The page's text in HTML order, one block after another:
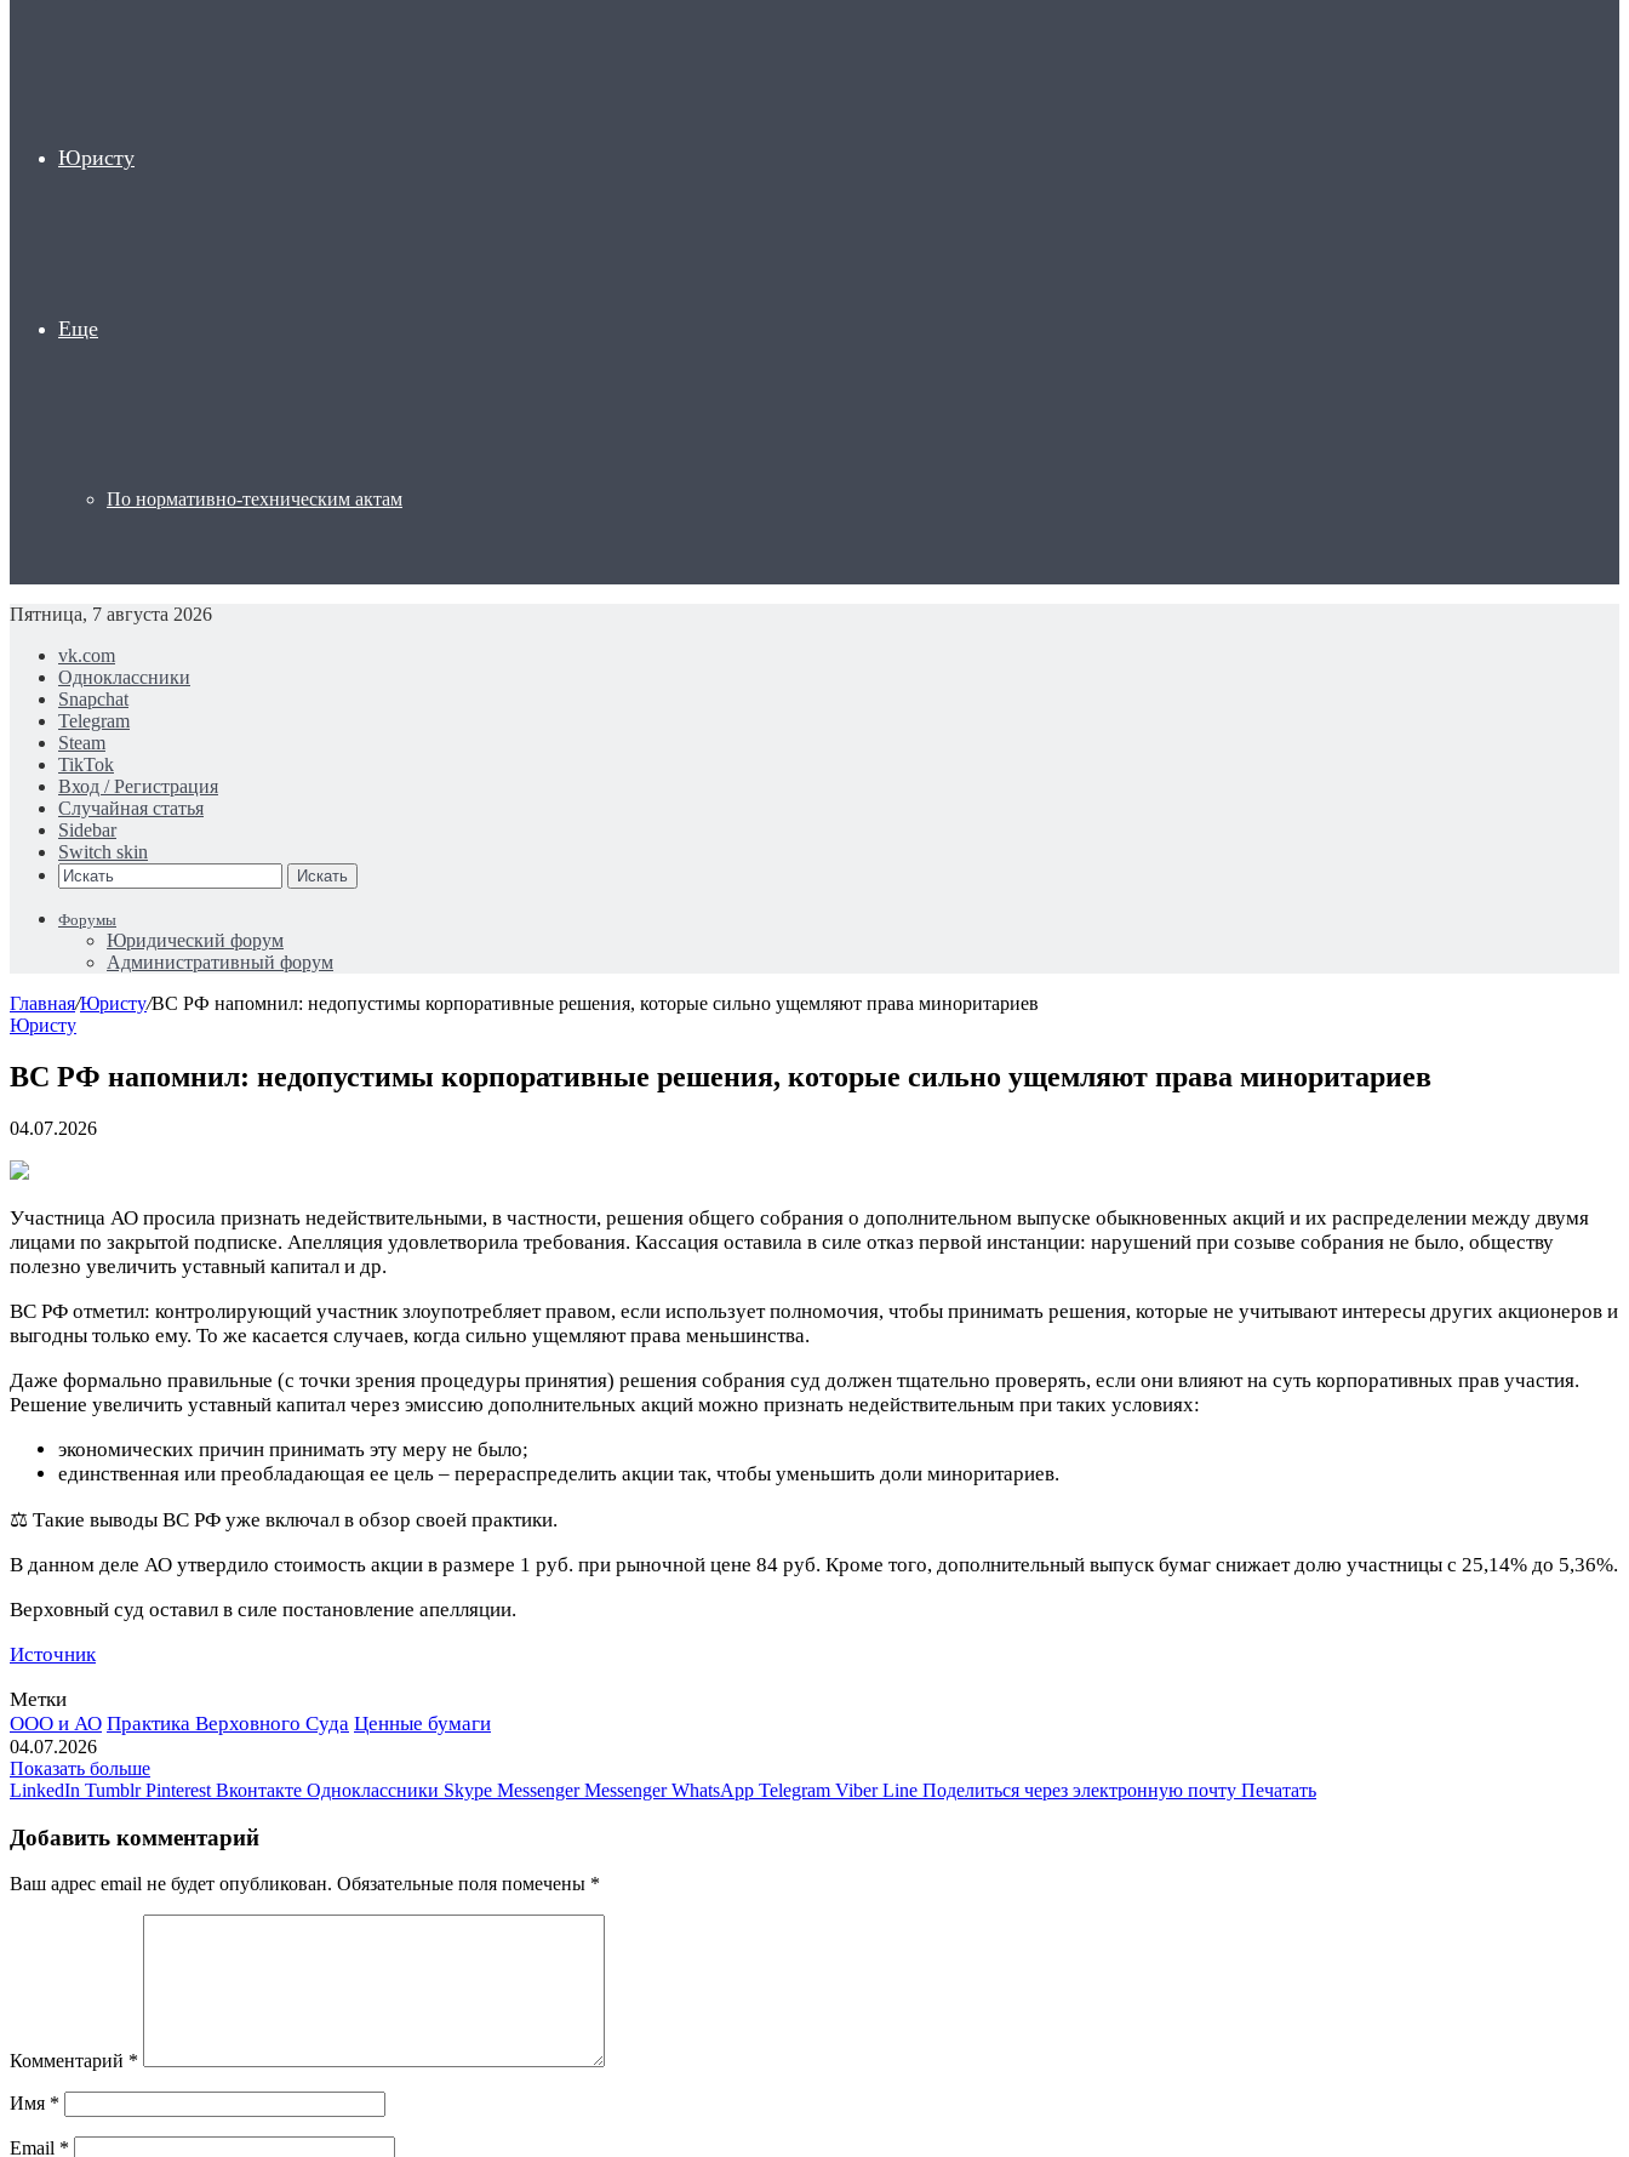
Юристу
Еще
По нормативно-техническим актам
Пятница, 7 августа 2026
vk.com
Одноклассники
Snapchat
Telegram
Steam
TikTok
Вход / Регистрация
Случайная статья
Sidebar
Switch skin
Искать
Форумы
Юридический форум
Административный форум
Главная/Юристу/ВС РФ напомнил: недопустимы корпоративные решения, которые сильно ущемляют права миноритариев
Юристу
ВС РФ напомнил: недопустимы корпоративные решения, которые сильно ущемляют права миноритариев
04.07.2026
Участница АО просила признать недействительными, в частности, решения общего собрания о дополнительном выпуске обыкновенных акций и их распределении между двумя
лицами по закрытой подписке. Апелляция удовлетворила требования. Кассация оставила в силе отказ первой инстанции: нарушений при созыве собрания не было, обществу
полезно увеличить уставный капитал и др.
ВС РФ отметил: контролирующий участник злоупотребляет правом, если использует полномочия, чтобы принимать решения, которые не учитывают интересы других акционеров и
выгодны только ему. То же касается случаев, когда сильно ущемляют права меньшинства.
Даже формально правильные (с точки зрения процедуры принятия) решения собрания суд должен тщательно проверять, если они влияют на суть корпоративных прав участия.
Решение увеличить уставный капитал через эмиссию дополнительных акций можно признать недействительным при таких условиях:
экономических причин принимать эту меру не было;
единственная или преобладающая ее цель – перераспределить акции так, чтобы уменьшить доли миноритариев.
⚖️ Такие выводы ВС РФ уже включал в обзор своей практики.
В данном деле АО утвердило стоимость акции в размере 1 руб. при рыночной цене 84 руб. Кроме того, дополнительный выпуск бумаг снижает долю участницы с 25,14% до 5,36%.
Верховный суд оставил в силе постановление апелляции.
Источник
Метки
ООО и АО Практика Верховного Суда Ценные бумаги
04.07.2026
Показать больше
LinkedIn Tumblr Pinterest Вконтакте Одноклассники Skype Messenger Messenger WhatsApp Telegram Viber Line Поделиться через электронную почту Печатать
Добавить комментарий
Ваш адрес email не будет опубликован. Обязательные поля помечены *
Комментарий *
Имя *
Email *